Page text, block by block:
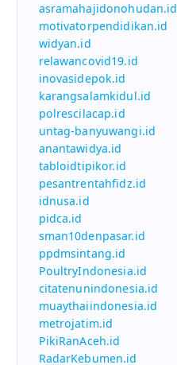
asramahajidonohudan.id
motivatorpendidikan.id
widyan.id
relawancovid19.id
inovasidepok.id
karangsalamkidul.id
polrescilacap.id
untag-banyuwangi.id
anantawidya.id
tabloidtipikor.id
pesantrentahfidz.id
idnusa.id
pidca.id
sman10denpasar.id
ppdmsintang.id
PoultryIndonesia.id
citatenunindonesia.id
muaythaiindonesia.id
metrojatim.id
PikiRanAceh.id
RadarKebumen.id